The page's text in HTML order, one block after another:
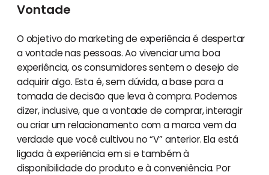
Vontade
O objetivo do marketing de experiência é despertar
a vontade nas pessoas. Ao vivenciar uma boa
experiência, os consumidores sentem o desejo de
adquirir algo. Esta é, sem dúvida, a base para a
tomada de decisão que leva à compra. Podemos
dizer, inclusive, que a vontade de comprar, interagir
ou criar um relacionamento com a marca vem da
verdade que você cultivou no “V” anterior. Ela está
ligada à experiência em si e também à
disponibilidade do produto e à conveniência. Por